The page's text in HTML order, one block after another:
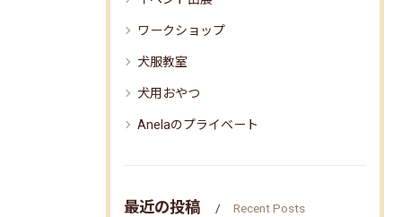
ワークショップ
犬服教室
犬用おやつ
Anelaのプライベート
最近の投稿 Recent Posts